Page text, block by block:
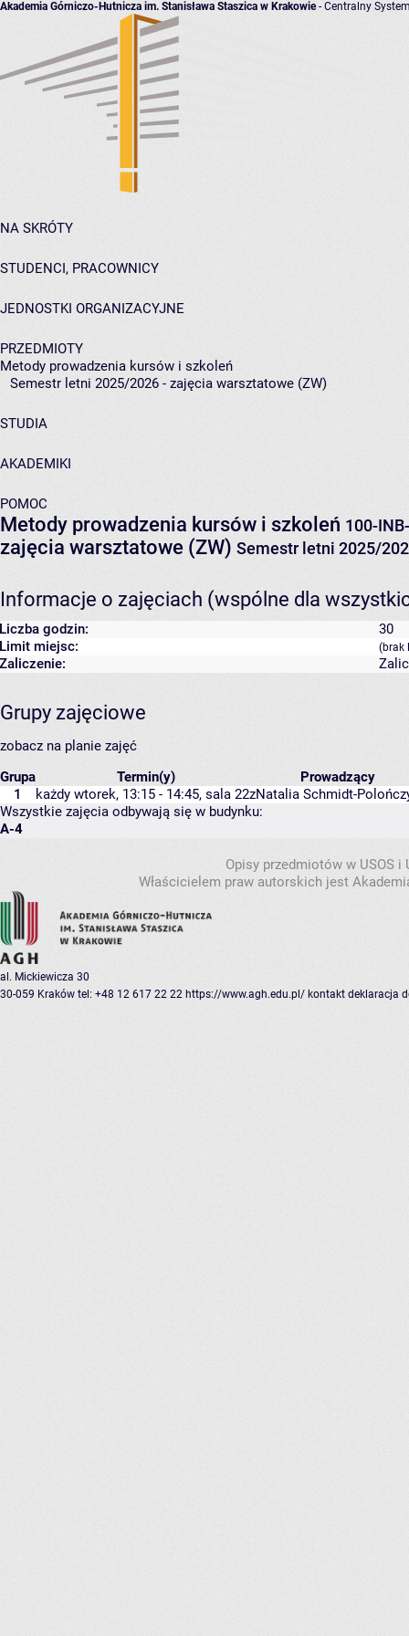
Akademia Górniczo-Hutnicza im. Stanisława Staszica w Krakowie- Centralny
NA SKRÓTY
STUDENCI, PRACOWNICY
JEDNOSTKI ORGANIZACYJNE
PRZEDMIOTY
Metody prowadzenia kursów i szkoleń
Semestr letni 2025/2026 - zajęcia warsztatowe (ZW)
STUDIA
AKADEMIKI
POMOC
Metody prowadzenia kursów i szkoleń 100-
zajęcia warsztatowe (ZW) Semestr letni 2025/
Informacje o zajęciach (wspólne dla
Liczba godzin:
30
Limit miejsc:
(brak
Zaliczenie:
Grupy zajęciowe
zobacz na planie zajęć
Grupa
Termin(y)
Prowadzący
1
każdy wtorek, 13:15 - 14:45, sala 22zNatalia Schmidt-
Wszystkie zajęcia odbywają się w budynku:
A-4
Opisy przedmiotów w USOS
Właścicielem praw autorskich jest
al. Mickiewicza 30
30-059 Kraków tel: +48 12 617 22 22 https://www.agh.edu.pl/ kontakt deklaracja